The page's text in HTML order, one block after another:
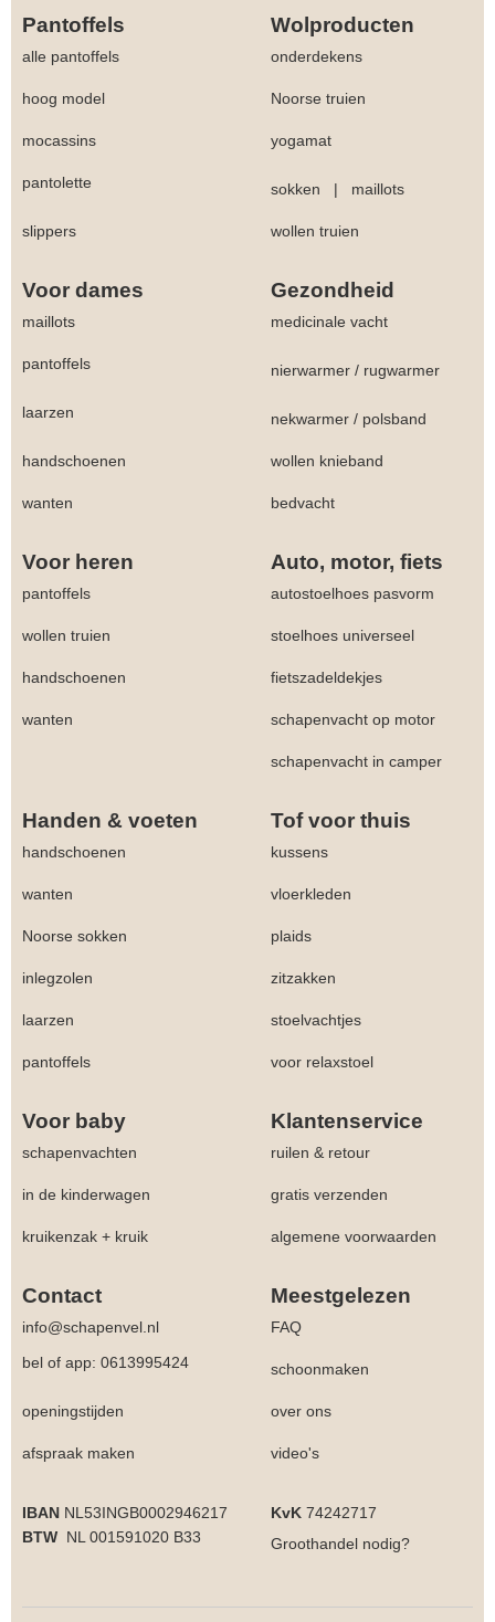
Pantoffels Wolproducten
alle pantoffels onderdekens
hoog model Noorse truien
mocassins yogamat
pantolette sokken | maillots
slippers wollen truien
Voor dames Gezondheid
maillots medicinale vacht
pantoffels nierwarmer / rugwarmer
laarzen nekwarmer / polsband
handschoenen wollen knieband
wanten bedvacht
Voor heren Auto, motor, fiets
pantoffels autostoelhoes pasvorm
wollen truien stoelhoes universeel
handschoenen fietszadeldekjes
wanten schapenvacht op motor
schapenvacht in camper
Handen & voeten Tof voor thuis
handschoenen kussens
wanten vloerkleden
Noorse sokken plaids
inlegzolen zitzakken
laarzen stoelvachtjes
pantoffels voor relaxstoel
Voor baby Klantenservice
schapenvachten ruilen & retour
in de kinderwagen gratis verzenden
kruikenzak + kruik algemene voorwaarden
Contact Meestgelezen
info@schapenvel.nl
FAQ
bel of app: 0613995424
schoonmaken
openingstijden over ons
afspraak maken video's
IBAN NL53INGB0002946217 KvK 74242717
BTW NL 001591020 B33 Groothandel nodig?